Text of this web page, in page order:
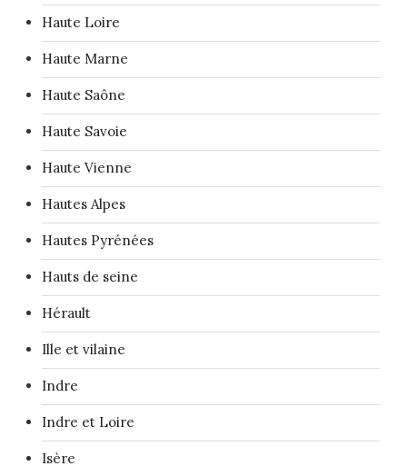
Haute Loire
Haute Marne
Haute Saône
Haute Savoie
Haute Vienne
Hautes Alpes
Hautes Pyrénées
Hauts de seine
Hérault
Ille et vilaine
Indre
Indre et Loire
Isère